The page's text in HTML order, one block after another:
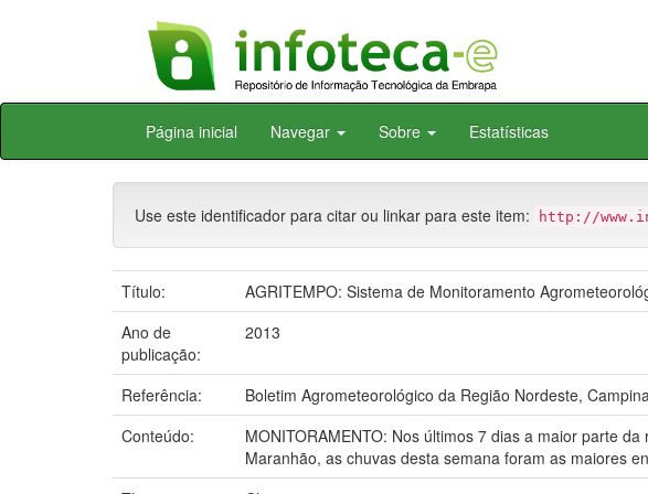
Skip
Página inicial Navegar Sobre Estatísticas
Use este identificador para citar ou linkar para este item: http://
Título:
AGRITEMPO: Sistema de Monitoramento
Ano de
publicação:
2013
Referência:
Boletim Agrometeorológico da Região Nordeste,
Conteúdo:
MONITORAMENTO: Nos últimos 7 dias a maior parte
Maranhão, as chuvas desta semana foram as maiores